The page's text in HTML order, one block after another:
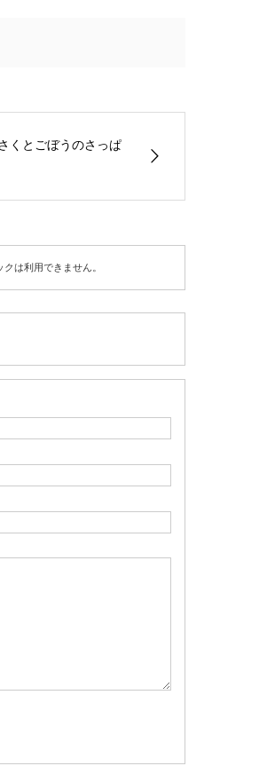
くとごぼうのさっぱ
クは利用できません。